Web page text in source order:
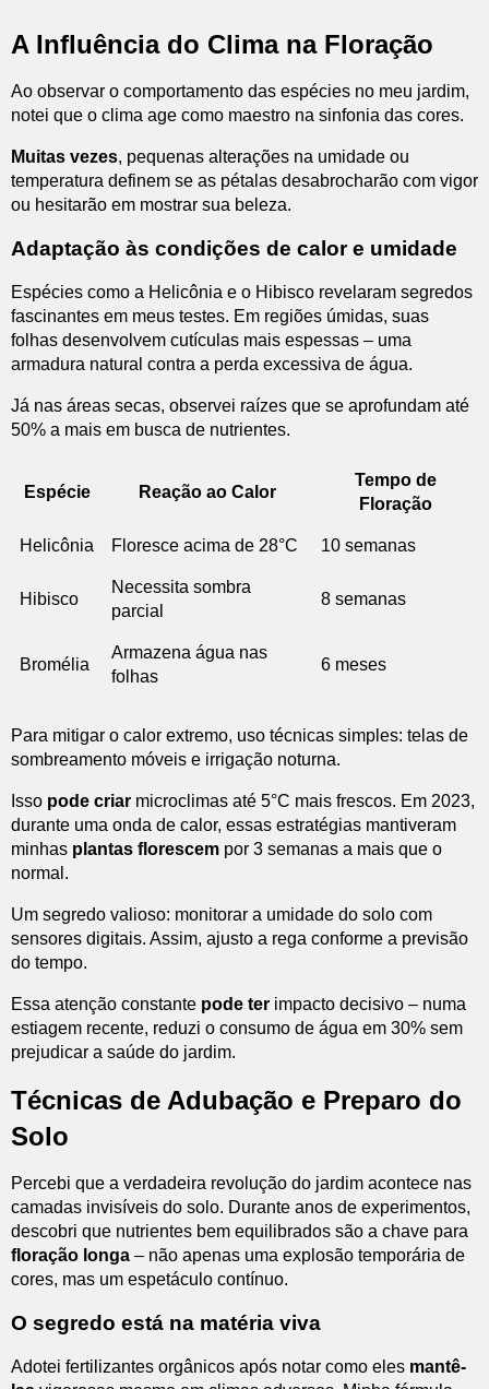
A Influência do Clima na Floração
Ao observar o comportamento das espécies no meu jardim,
notei que o clima age como maestro na sinfonia das cores.
Muitas vezes, pequenas alterações na umidade ou
temperatura definem se as pétalas desabrocharão com vigor
ou hesitarão em mostrar sua beleza.
Adaptação às condições de calor e umidade
Espécies como a Helicônia e o Hibisco revelaram segredos
fascinantes em meus testes. Em regiões úmidas, suas
folhas desenvolvem cutículas mais espessas – uma
armadura natural contra a perda excessiva de água.
Já nas áreas secas, observei raízes que se aprofundam até
50% a mais em busca de nutrientes.
Espécie Reação ao Calor
Tempo de
Floração
Helicônia Floresce acima de 28°C 10 semanas
Hibisco
Necessita sombra
parcial
8 semanas
Bromélia
Armazena água nas
folhas
6 meses
Para mitigar o calor extremo, uso técnicas simples: telas de
sombreamento móveis e irrigação noturna.
Isso pode criar microclimas até 5°C mais frescos. Em 2023,
durante uma onda de calor, essas estratégias mantiveram
minhas plantas florescem por 3 semanas a mais que o
normal.
Um segredo valioso: monitorar a umidade do solo com
sensores digitais. Assim, ajusto a rega conforme a previsão
do tempo.
Essa atenção constante pode ter impacto decisivo – numa
estiagem recente, reduzi o consumo de água em 30% sem
prejudicar a saúde do jardim.
Técnicas de Adubação e Preparo do
Solo
Percebi que a verdadeira revolução do jardim acontece nas
camadas invisíveis do solo. Durante anos de experimentos,
descobri que nutrientes bem equilibrados são a chave para
floração longa – não apenas uma explosão temporária de
cores, mas um espetáculo contínuo.
O segredo está na matéria viva
Adotei fertilizantes orgânicos após notar como eles mantê-